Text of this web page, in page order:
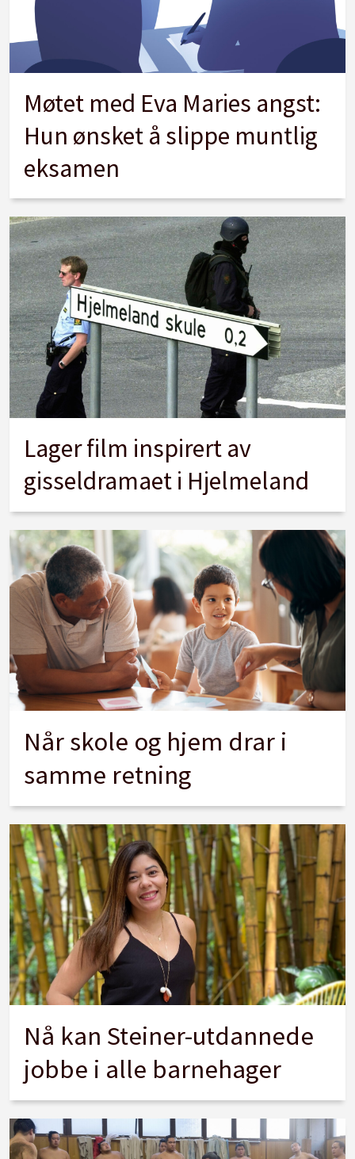
Møtet med Eva Maries angst:
Hun ønsket å slippe muntlig
eksamen
Lager film inspirert av
gisseldramaet i Hjelmeland
Når skole og hjem drar i
samme retning
Nå kan Steiner-utdannede
jobbe i alle barnehager